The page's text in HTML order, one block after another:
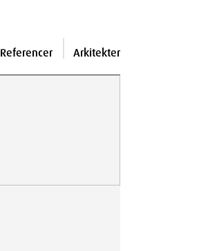
Referencer Arkitekter